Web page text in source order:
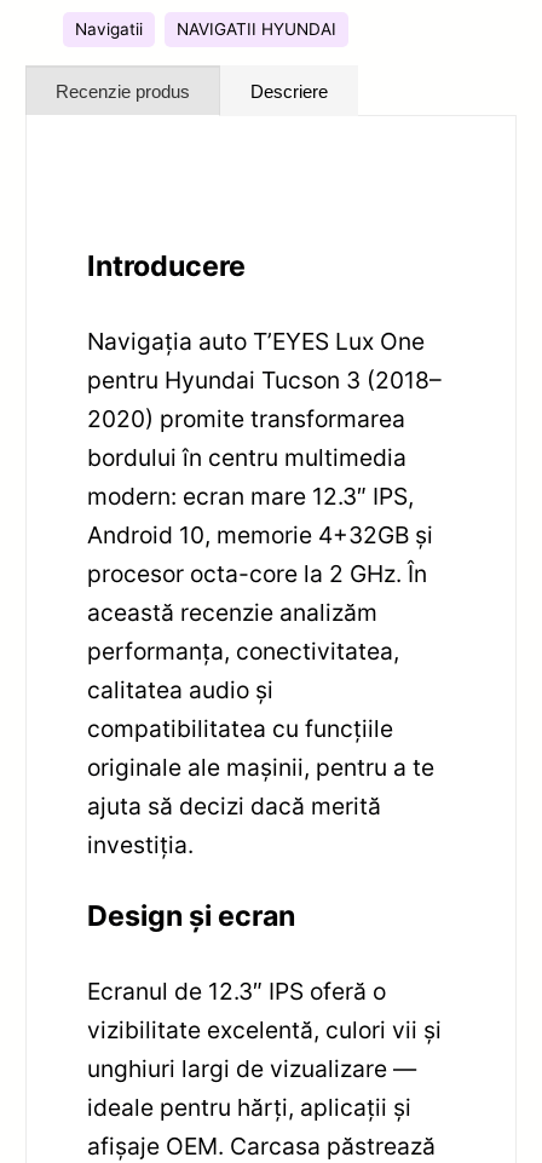
Navigatii NAVIGATII HYUNDAI
Recenzie produs Descriere
Introducere
Navigația auto T’EYES Lux One
pentru Hyundai Tucson 3 (2018–
2020) promite transformarea
bordului în centru multimedia
modern: ecran mare 12.3″ IPS,
Android 10, memorie 4+32GB și
procesor octa-core la 2 GHz. În
această recenzie analizăm
performanța, conectivitatea,
calitatea audio și
compatibilitatea cu funcțiile
originale ale mașinii, pentru a te
ajuta să decizi dacă merită
investiția.
Design și ecran
Ecranul de 12.3″ IPS oferă o
vizibilitate excelentă, culori vii și
unghiuri largi de vizualizare —
ideale pentru hărți, aplicații și
afișaje OEM. Carcasa păstrează